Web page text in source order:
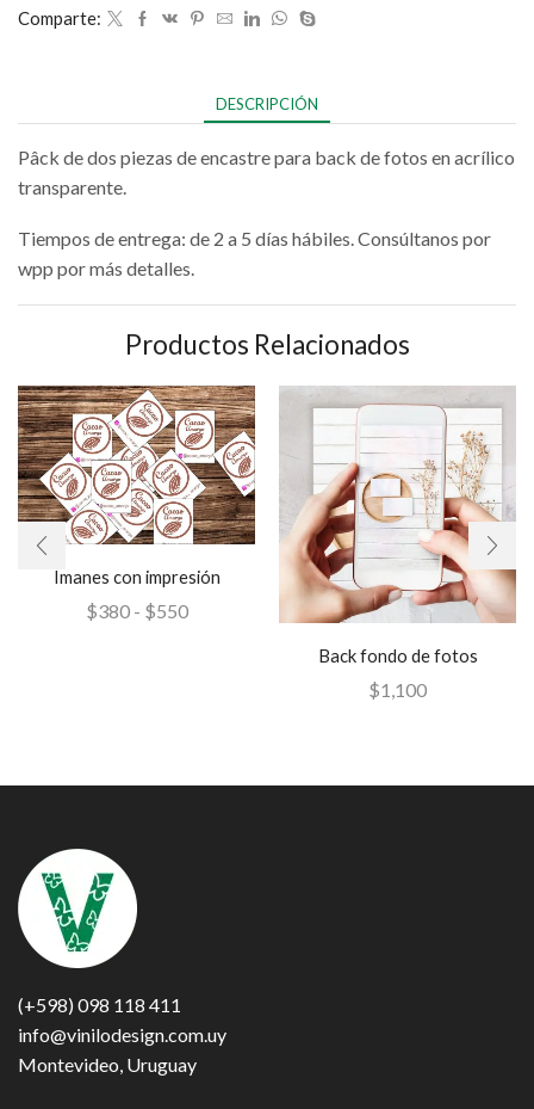
Comparte:
DESCRIPCIÓN
Pâck de dos piezas de encastre para back de fotos en acrílico
transparente.
Tiempos de entrega: de 2 a 5 días hábiles. Consúltanos por
wpp por más detalles.
Productos Relacionados
Imanes con impresión
$380 - $550
Back fondo de fotos
$1,100
(+598) 098 118 411
info@vinilodesign.com.uy
Montevideo, Uruguay